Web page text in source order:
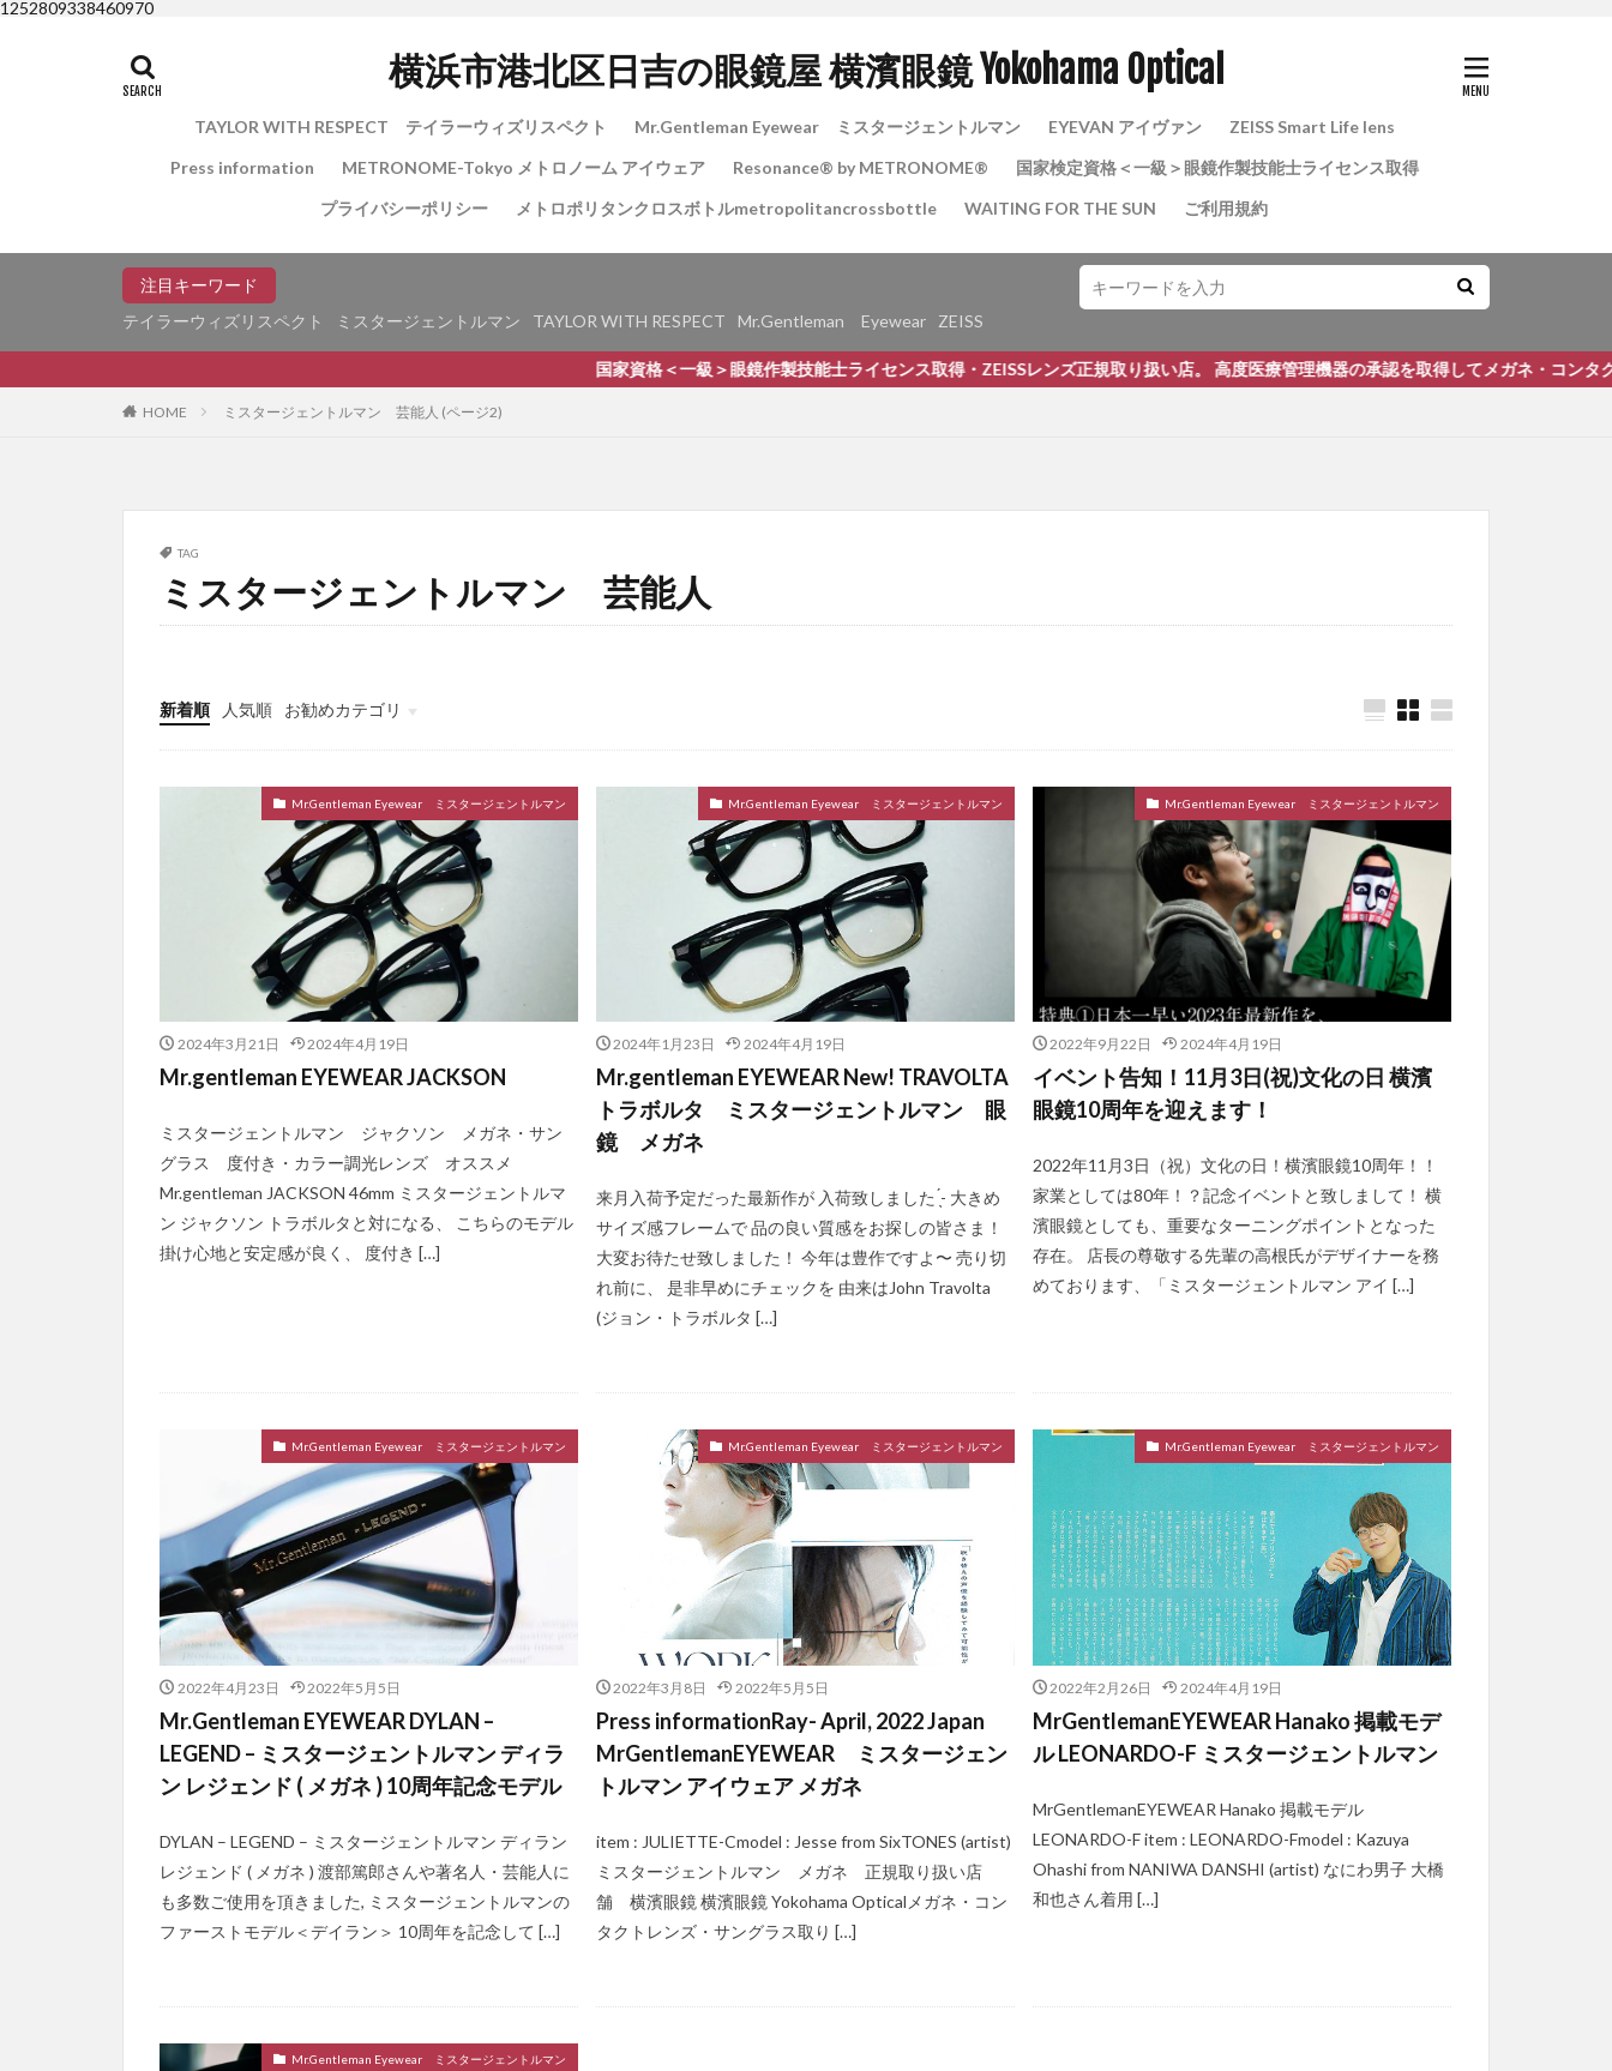
1252809338460970
横浜市港北区日吉の眼鏡屋 横濱眼鏡 Yokohama Optical
TAYLOR WITH RESPECT テイラーウィズリスペクト Mr.Gentleman Eyewear ミスタージェントルマン EYEVAN アイヴァン
ZEISS Smart Life lens
Press information
METRONOME-Tokyo メトロノーム アイウェア Resonance®️ by METRONOME®︎
国家検定資格＜一級＞眼鏡作製技能士ライセンス取得
プライバシーポリシー
メトロポリタンクロスボトルmetropolitancrossbottle WAITING FOR THE SUN ご利用規約
注目キーワード
テイラーウィズリスペクト
ミスタージェントルマン TAYLOR WITH RESPECT Mr.Gentleman Eyewear ZEISS
国家資格＜一級＞眼鏡作製技能士ライセンス取得・ZEISSレンズ正規取り扱い店。 高度医療管理機器の承認を取得してメガネ・コンタクトレンズの正
HOME ミスタージェントルマン 芸能人 (ページ2)
TAG
ミスタージェントルマン 芸能人
新着順 人気順
お勧めカテゴリ
Uncategorized
Mr.Gentleman Eyewear ミスタージェントルマン
2024年3月21日 2024年4月19日
Mr.gentleman EYEWEAR JACKSON
ミスタージェントルマン ジャクソン メガネ・サン
グラス 度付き・カラー調光レンズ オススメ
Mr.gentleman JACKSON 46mm ミスタージェントルマ
ン ジャクソン トラボルタと対になる、 こちらのモデル
掛け心地と安定感が良く、 度付き […]
Mr.Gentleman Eyewear ミスタージェントルマン
2024年1月23日 2024年4月19日
Mr.gentleman EYEWEAR New! TRAVOLTA
トラボルタ ミスタージェントルマン 眼
鏡 メガネ
来月入荷予定だった最新作が 入荷致しました ̖́-‬ 大きめ
サイズ感フレームで 品の良い質感をお探しの皆さま！
大変お待たせ致しました！ 今年は豊作ですよ〜 売り切
れ前に、 是非早めにチェックを 由来はJohn Travolta
(ジョン・トラボルタ […]
Mr.Gentleman Eyewear ミスタージェントルマン
2022年9月22日 2024年4月19日
イベント告知！11月3日(祝)文化の日 横濱
眼鏡10周年を迎えます！
2022年11月3日（祝）文化の日！横濱眼鏡10周年！！
家業としては80年！？記念イベントと致しまして！ 横
濱眼鏡としても、重要なターニングポイントとなった
存在。 店長の尊敬する先輩の高根氏がデザイナーを務
めております、「ミスタージェントルマン アイ […]
Mr.Gentleman Eyewear ミスタージェントルマン
2022年4月23日 2022年5月5日
Mr.Gentleman EYEWEAR DYLAN –
LEGEND – ミスタージェントルマン ディラ
ン レジェンド ( メガネ ) 10周年記念モデル
DYLAN – LEGEND – ミスタージェントルマン ディラン
レジェンド ( メガネ ) 渡部篤郎さんや著名人・芸能人に
も多数ご使用を頂きました, ミスタージェントルマンの
ファーストモデル＜デイラン＞ 10周年を記念して […]
Mr.Gentleman Eyewear ミスタージェントルマン
2022年3月8日 2022年5月5日
Press informationRay- April, 2022 Japan
MrGentlemanEYEWEAR ミスタージェン
トルマン アイウェア メガネ
item : JULIETTE-Cmodel : Jesse from SixTONES (artist)
ミスタージェントルマン メガネ 正規取り扱い店
舗 横濱眼鏡 横濱眼鏡 Yokohama Opticalメガネ・コン
タクトレンズ・サングラス取り […]
Mr.Gentleman Eyewear ミスタージェントルマン
2022年2月26日 2024年4月19日
MrGentlemanEYEWEAR Hanako 掲載モデ
ル LEONARDO-F ミスタージェントルマン
MrGentlemanEYEWEAR Hanako 掲載モデル
LEONARDO-F item : LEONARDO-Fmodel : Kazuya
Ohashi from NANIWA DANSHI (artist) なにわ男子 大橋
和也さん着用 […]
Mr.Gentleman Eyewear ミスタージェントルマン